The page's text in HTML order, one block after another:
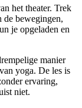
het theater. Trek
de bewegingen,
je opgeladen en
manier
yoga. De les is
ervaring,
niet.